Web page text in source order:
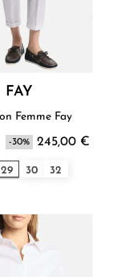
FAY
Pantalon Femme Fay
-30% 245,00 €
29 30 32